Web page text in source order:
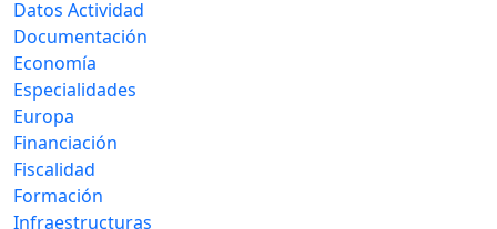
Datos Actividad
Documentación
Economía
Especialidades
Europa
Financiación
Fiscalidad
Formación
Infraestructuras